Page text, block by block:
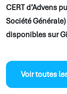
CERT d’Advens
Société
disponibles sur
Voir toutes